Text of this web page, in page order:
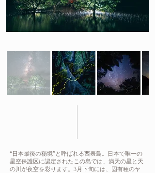
“日本最後の秘境”と呼ばれる西表島。日本で唯一の
星空保護区に認定されたこの島では、満天の星と天
の川が夜空を彩ります。3月下旬には、固有種のヤ